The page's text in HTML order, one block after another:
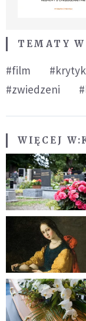
TEMATY
#film
#zwiedzeni
WIĘCEJ W: